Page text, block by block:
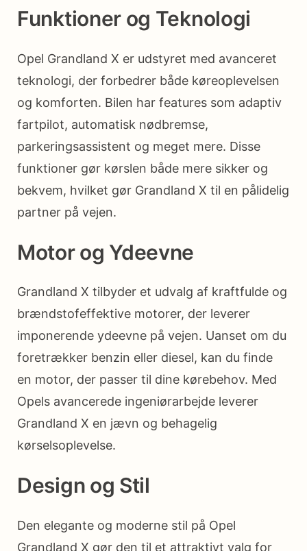
Funktioner og Teknologi
Opel Grandland X er udstyret med avanceret
teknologi, der forbedrer både køreoplevelsen
og komforten. Bilen har features som adaptiv
fartpilot, automatisk nødbremse,
parkeringsassistent og meget mere. Disse
funktioner gør kørslen både mere sikker og
bekvem, hvilket gør Grandland X til en pålidelig
partner på vejen.
Motor og Ydeevne
Grandland X tilbyder et udvalg af kraftfulde og
brændstofeffektive motorer, der leverer
imponerende ydeevne på vejen. Uanset om du
foretrækker benzin eller diesel, kan du finde
en motor, der passer til dine kørebehov. Med
Opels avancerede ingeniørarbejde leverer
Grandland X en jævn og behagelig
kørselsoplevelse.
Design og Stil
Den elegante og moderne stil på Opel
Grandland X gør den til et attraktivt valg for